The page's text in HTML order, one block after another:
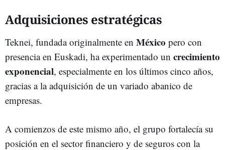
Adquisiciones estratégicas
Teknei, fundada originalmente en México pero con
presencia en Euskadi, ha experimentado un crecimiento
exponencial, especialmente en los últimos cinco años,
gracias a la adquisición de un variado abanico de
empresas.
A comienzos de este mismo año, el grupo fortalecía su
posición en el sector financiero y de seguros con la